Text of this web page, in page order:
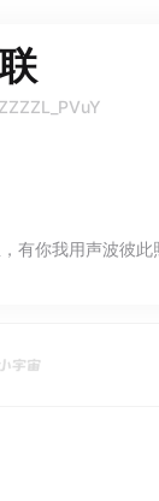
有你我用声波彼此